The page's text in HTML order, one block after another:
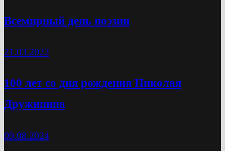
Всемирный день поэзии
21.03.2022
100 лет со дня рождения Николая
Дружинина
09.08.2024